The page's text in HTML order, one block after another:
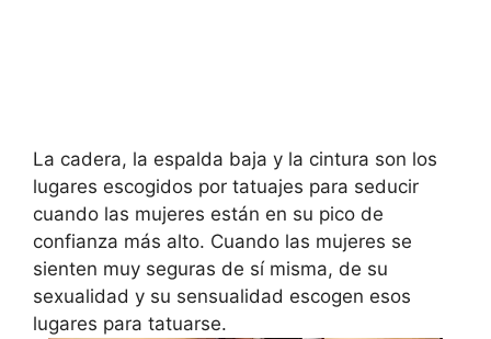
La cadera, la espalda baja y la cintura son los
lugares escogidos por tatuajes para seducir
cuando las mujeres están en su pico de
confianza más alto. Cuando las mujeres se
sienten muy seguras de sí misma, de su
sexualidad y su sensualidad escogen esos
lugares para tatuarse.